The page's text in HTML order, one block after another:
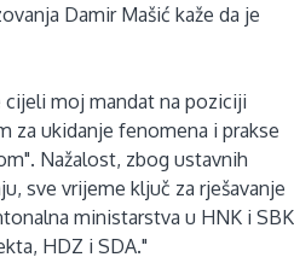
Damir Mašić kaže da je
cijeli moj mandat na poziciji
za ukidanje fenomena i prakse
Nažalost, zbog ustavnih
sve vrijeme ključ za rješavanje
ministarstva u HNK i SBK
HDZ i SDA."